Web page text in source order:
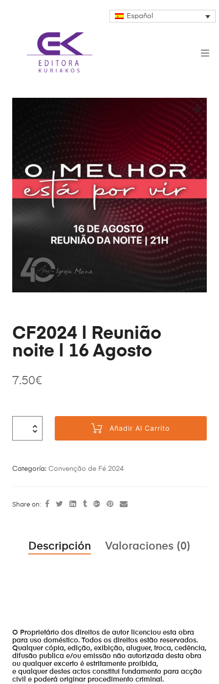
Español
CF2024 | Reunião
noite | 16 Agosto
7.50€
Añadir Al Carrito
Categoría: Convenção de Fé 2024
Share on:
Descripción Valoraciones (0)
O Proprietário dos direitos de autor licenciou esta obra
para uso doméstico. Todos os direitos estão reservados.
Qualquer cópia, edição, exibição, aluguer, troca, cedência,
difusão publica e/ou emissão não autorizada desta obra
ou qualquer excerto é estritamente proibida,
e qualquer destes actos constitui fundamento para acção
civil e poderá originar procedimento criminal.